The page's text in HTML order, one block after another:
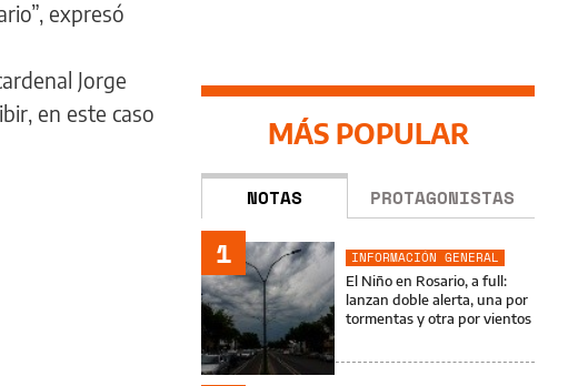
expresó
Jorge
en este caso
MÁS POPULAR
NOTAS PROTAGONISTAS
1
INFORMACIÓN GENERAL
El Niño en Rosario, a full:
lanzan doble alerta, una por
tormentas y otra por vientos